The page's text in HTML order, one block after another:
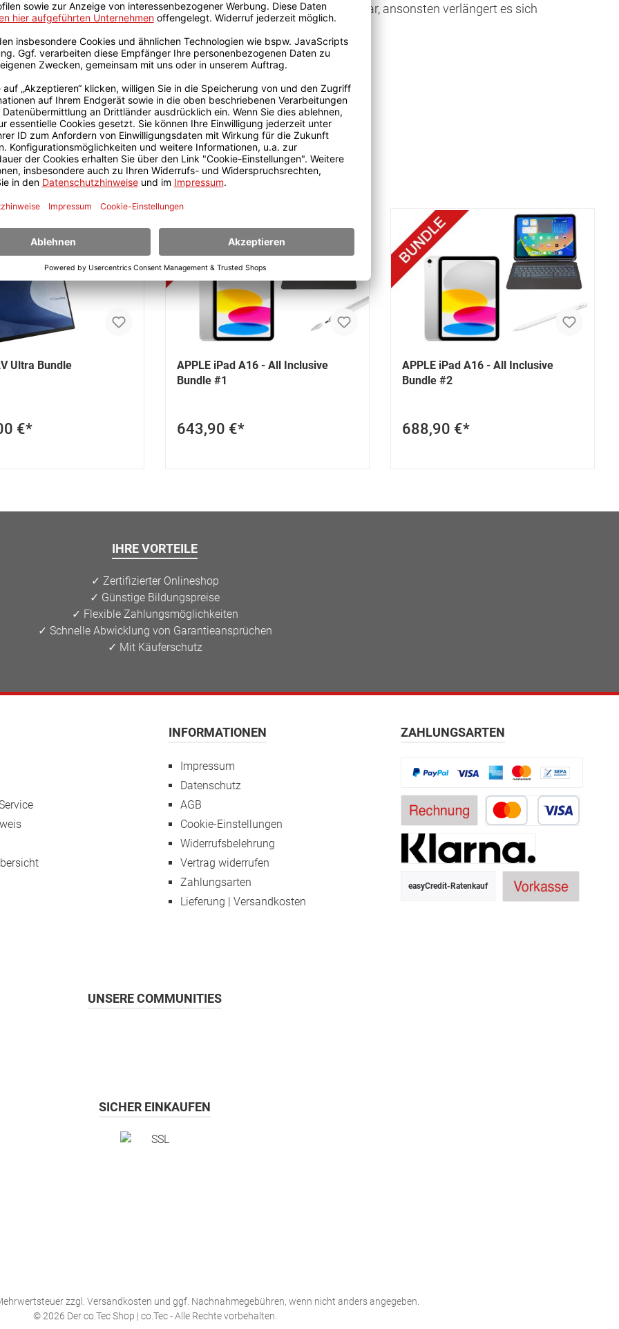
vor dem Ablaufdatum (Rechnungsdatum + 12 Monate) kündbar, ansonsten verlängert es sich
ansehen
Ultra Bundle
€*
APPLE iPad A16 - All Inclusive
Bundle #1
643,90 €*
APPLE iPad A16 - All Inclusive
Bundle #2
688,90 €*
IHRE VORTEILE
✓ Zertifizierter Onlineshop
✓ Günstige Bildungspreise
✓ Flexible Zahlungsmöglichkeiten
✓ Schnelle Abwicklung von Garantieansprüchen
✓ Mit Käuferschutz
INFORMATIONEN
Impressum
Datenschutz
AGB
Cookie-Einstellungen
Widerrufsbelehrung
Vertrag widerrufen
Zahlungsarten
Lieferung | Versandkosten
ZAHLUNGSARTEN
easyCredit-Ratenkauf
SICHER EINKAUFEN
UNSERE COMMUNITIES
zzgl. Versandkosten und ggf. Nachnahmegebühren, wenn nicht anders angegeben.
© 2026 Der co.Tec Shop | co.Tec - Alle Rechte vorbehalten.